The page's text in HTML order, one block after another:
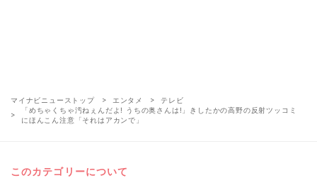
マイナビニューストップ エンタメ
テレビ
「めちゃくちゃ汚ねぇんだよ! うちの奥さんは!」きしたかの高野の反射ツッコミ
にほんこん注意「それはアカンで」
このカテゴリーについて